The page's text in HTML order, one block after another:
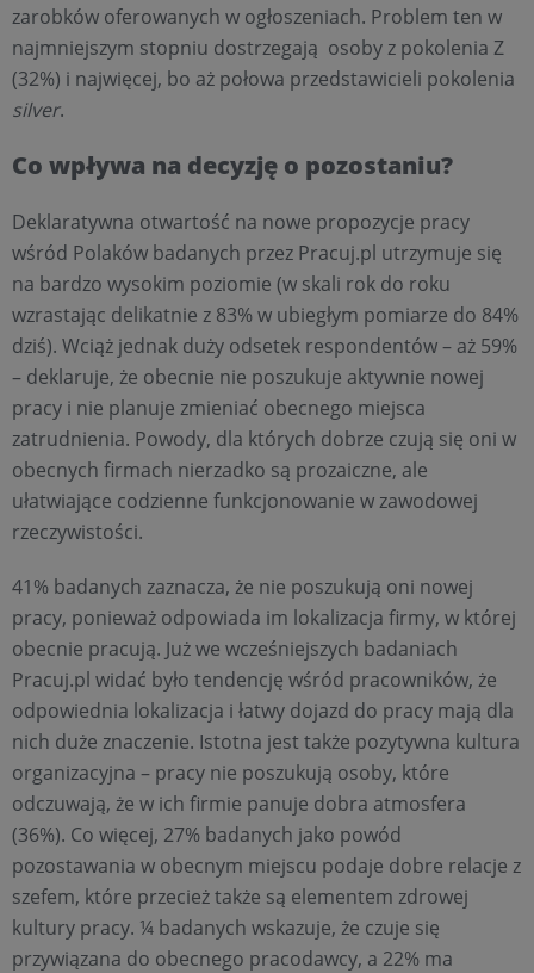
zarobków oferowanych w ogłoszeniach. Problem ten w
najmniejszym stopniu dostrzegają osoby z pokolenia Z
(32%) i najwięcej, bo aż połowa przedstawicieli pokolenia
silver.
Co wpływa na decyzję o pozostaniu?
Deklaratywna otwartość na nowe propozycje pracy
wśród Polaków badanych przez Pracuj.pl utrzymuje się
na bardzo wysokim poziomie (w skali rok do roku
wzrastając delikatnie z 83% w ubiegłym pomiarze do 84%
dziś). Wciąż jednak duży odsetek respondentów – aż 59%
– deklaruje, że obecnie nie poszukuje aktywnie nowej
pracy i nie planuje zmieniać obecnego miejsca
zatrudnienia. Powody, dla których dobrze czują się oni w
obecnych firmach nierzadko są prozaiczne, ale
ułatwiające codzienne funkcjonowanie w zawodowej
rzeczywistości.
41% badanych zaznacza, że nie poszukują oni nowej
pracy, ponieważ odpowiada im lokalizacja firmy, w której
obecnie pracują. Już we wcześniejszych badaniach
Pracuj.pl widać było tendencję wśród pracowników, że
odpowiednia lokalizacja i łatwy dojazd do pracy mają dla
nich duże znaczenie. Istotna jest także pozytywna kultura
organizacyjna – pracy nie poszukują osoby, które
odczuwają, że w ich firmie panuje dobra atmosfera
(36%). Co więcej, 27% badanych jako powód
pozostawania w obecnym miejscu podaje dobre relacje z
szefem, które przecież także są elementem zdrowej
kultury pracy. ¼ badanych wskazuje, że czuje się
przywiązana do obecnego pracodawcy, a 22% ma